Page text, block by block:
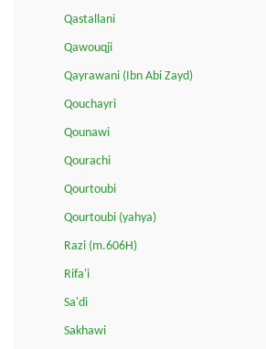
Qastallani
Qawouqji
Qayrawani (Ibn Abi Zayd)
Qouchayri
Qounawi
Qourachi
Qourtoubi
Qourtoubi (yahya)
Razi (m.606H)
Rifa'i
Sa'di
Sakhawi